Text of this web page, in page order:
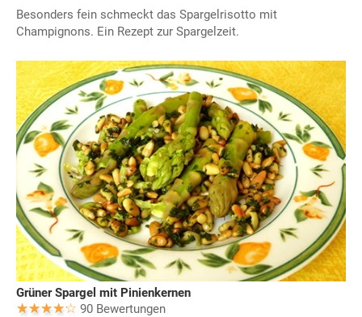
Besonders fein schmeckt das Spargelrisotto mit
Champignons. Ein Rezept zur Spargelzeit.
Grüner Spargel mit Pinienkernen
90 Bewertungen